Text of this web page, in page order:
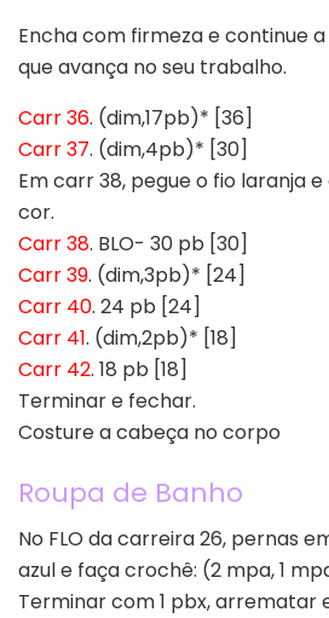
Encha com firmeza e continue
que avança no seu trabalho.
Carr 36. (dim,17pb)* [36]
Carr 37. (dim,4pb)* [30]
Em carr 38, pegue o fio laranja
cor.
Carr 38. BLO- 30 pb [30]
Carr 39. (dim,3pb)* [24]
Carr 40. 24 pb [24]
Carr 41. (dim,2pb)* [18]
Carr 42. 18 pb [18]
Terminar e fechar.
Costure a cabeça no corpo
Roupa de Banho
No FLO da carreira 26, pernas
azul e faça crochê: (2 mpa, 1
Terminar com 1 pbx, arrematar